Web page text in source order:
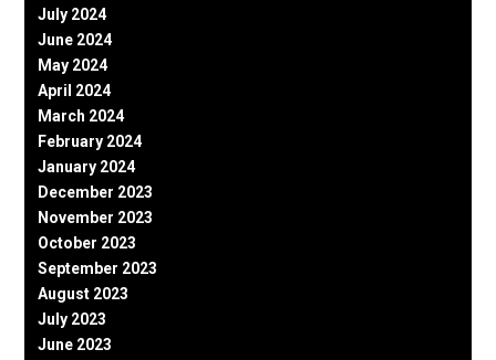
July 2024
June 2024
May 2024
April 2024
March 2024
February 2024
January 2024
December 2023
November 2023
October 2023
September 2023
August 2023
July 2023
June 2023